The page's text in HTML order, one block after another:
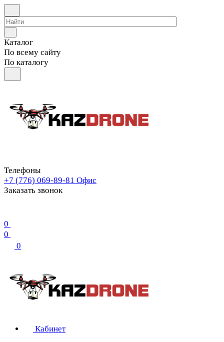
Каталог
По всему сайту
По каталогу
Телефоны
+7 (776) 069-89-81 Офис
Заказать звонок
0
0
0
Кабинет